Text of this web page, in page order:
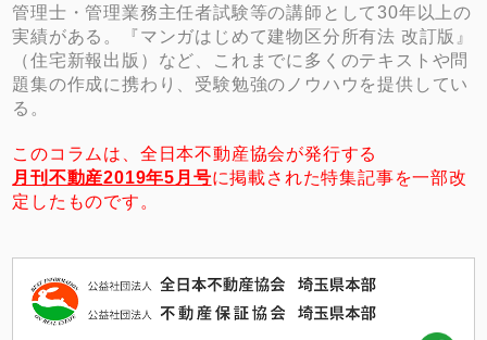
管理士・管理業務主任者試験等の講師として30年以上の
実績がある。『マンガはじめて建物区分所有法 改訂版』
（住宅新報出版）など、これまでに多くのテキストや問
題集の作成に携わり、受験勉強のノウハウを提供してい
る。
このコラムは、全日本不動産協会が発行する
月刊不動産2019年5月号に掲載された特集記事を一部改
定したものです。